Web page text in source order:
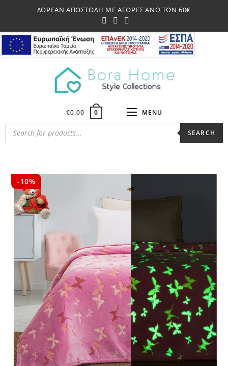
ΔΩΡΕΑΝ ΑΠΟΣΤΟΛΗ ΜΕ ΑΓΟΡΕΣ ΑΝΩ ΤΩΝ 60€
€0.00 0 MENU
Products
search
SEARCH
-10%